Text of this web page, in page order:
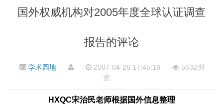
国外权威机构对2005年度全球认证调查
报告的评论
学术园地 2007-04-26 17:45:18
5632浏
览
HXQC宋治民老师根据国外信息整理